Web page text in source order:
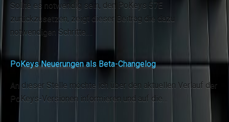
Sollte es notwendig sein, den PoKeys 57E
zurückzusetzen, zeigt dieser Beitrag die dazu
notwendigen Schritte.…
PoKeys Neuerungen als Beta-Changelog
An dieser Stelle möchte ich über den aktuellen Verlauf der
PoKeys-Versionen informieren und auf die…